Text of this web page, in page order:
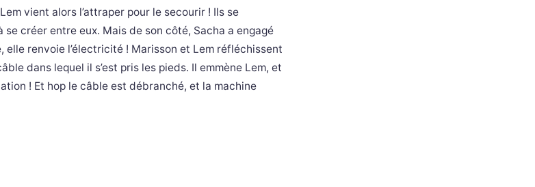
vient alors l’attraper pour le secourir ! Ils se
créer entre eux. Mais de son côté, Sacha a engagé
renvoie l’électricité ! Marisson et Lem réfléchissent
dans lequel il s’est pris les pieds. Il emmène Lem, et
! Et hop le câble est débranché, et la machine